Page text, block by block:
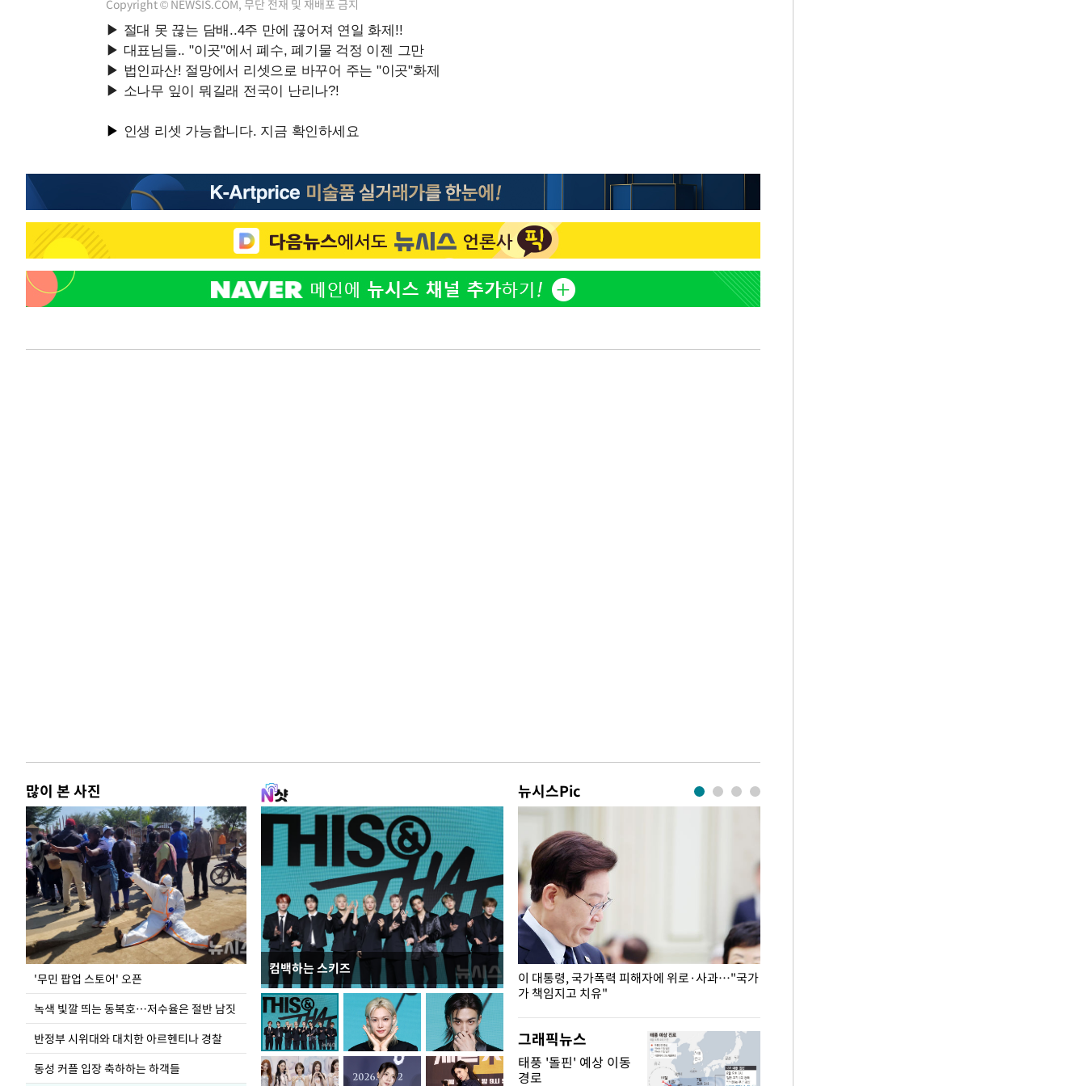
Copyright © NEWSIS.COM, 무단 전재 및 재배포 금지
많이 본 사진
'무민 팝업 스토어' 오픈
녹색 빛깔 띄는 동복호…저수율은 절반 남짓
반정부 시위대와 대치한 아르헨티나 경찰
동성 커플 입장 축하하는 하객들
컴백하는 스키즈
뉴시스Pic
지석천 뒤덮은 개구리밥
이 대통령, 국가폭력 피해자에 위로·사과…"국가
가 책임지고 치유"
그래픽뉴스
태풍 '돌핀' 예상 이동
경로